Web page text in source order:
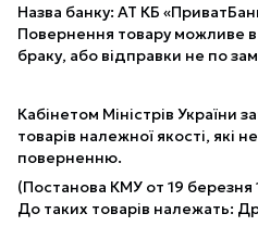
Назва банку: АТ КБ
Повернення товару можливе
браку, або відправки не по
Кабінетом Міністрів України
товарів належної якості, які
поверненню.
(Постанова КМУ от 19 березня
До таких товарів належать: